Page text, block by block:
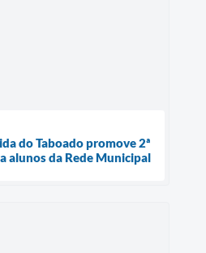
do Taboado promove 2ª
alunos da Rede Municipal